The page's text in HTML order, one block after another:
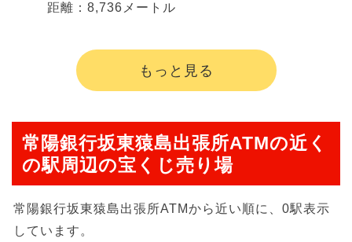
距離：8,736メートル
もっと見る
常陽銀行坂東猿島出張所ATMの近く
の駅周辺の宝くじ売り場
常陽銀行坂東猿島出張所ATMから近い順に、0駅表示
しています。